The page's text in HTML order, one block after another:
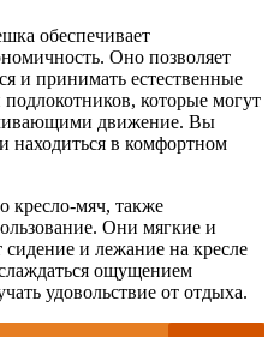
обеспечивает
Оно позволяет
и принимать естественные
которые могут
движение. Вы
находиться в комфортном
кресло-мяч, также
Они мягкие и
и лежание на кресле
ощущением
удовольствие от отдыха.